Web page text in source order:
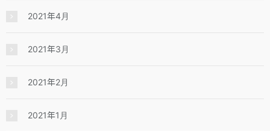
2021年4月
2021年3月
2021年2月
2021年1月